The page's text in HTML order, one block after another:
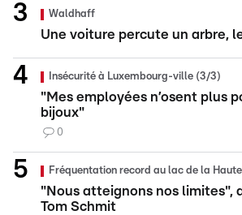
Waldhaff
Une voiture percute un arbre,
Insécurité à Luxembourg-ville (3/3)
"Mes employées n’osent plus
bijoux"
0
Fréquentation record au lac de la
"Nous atteignons nos limites",
Tom Schmit